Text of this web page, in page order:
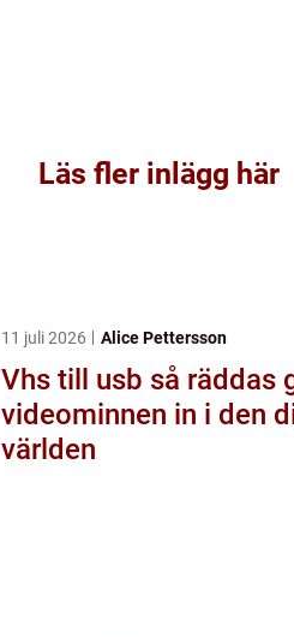
Läs fler inlägg här
11 juli 2026 Alice Pettersson
Vhs till usb så räddas gamla
videominnen in i den
världen